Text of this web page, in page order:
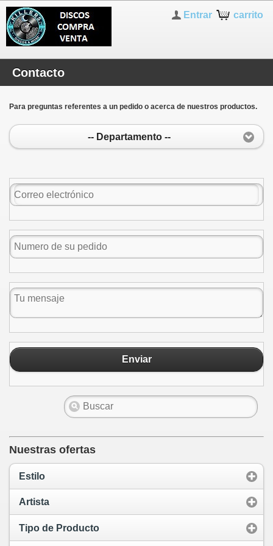
carrito
Entrar
Contacto
Para preguntas referentes a un pedido o acerca de nuestros productos.
-- Departamento --
Enviar
Nuestras ofertas
Estilo
Artista
Tipo de Producto